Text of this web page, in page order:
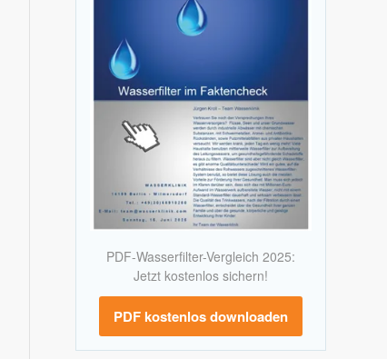
PDF-Wasserfilter-Vergleich 2025:
Jetzt kostenlos sichern!
PDF kostenlos downloaden